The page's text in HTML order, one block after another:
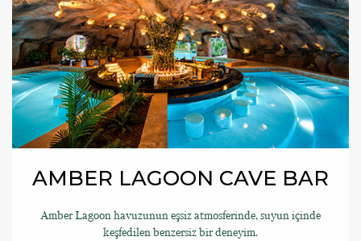
AMBER LAGOON CAVE BAR
Amber Lagoon havuzunun eşsiz atmosferinde, suyun içinde
keşfedilen benzersiz bir deneyim.